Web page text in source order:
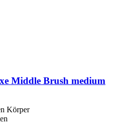
Middle Brush medium
Körper